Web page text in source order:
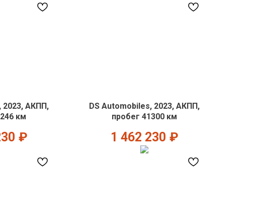
2023, АКПП,
км
₽
DS Automobiles, 2023, АКПП,
пробег 41300 км
1 462 230 ₽